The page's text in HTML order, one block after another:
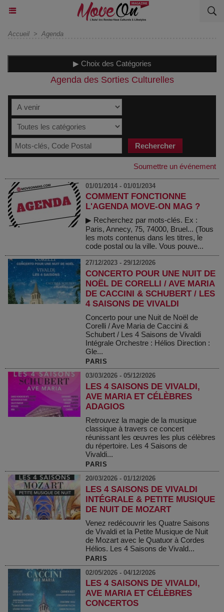
Accueil > Agenda
▶ Choix des Catégories
Agenda des Sorties Culturelles
Soumettre un événement
01/01/2014 - 01/01/2034
COMMENT FONCTIONNE
L'AGENDA MOVE-ON MAG ?
▶ Recherchez par mots-clés. Ex :
Paris, Annecy, 75, 74000, Bruel... (Tous
les mots contenus dans les titres, le
code postal ou la ville. Vous pouve...
27/12/2023 - 29/12/2026
CONCERTO POUR UNE NUIT DE
NOËL DE CORELLI / AVE MARIA
DE CACCINI & SCHUBERT / LES
4 SAISONS DE VIVALDI
Concerto pour une Nuit de Noël de
Corelli / Ave Maria de Caccini &
Schubert / Les 4 Saisons de Vivaldi
Intégrale Orchestre : Hélios Direction :
Gle...
PARIS
03/03/2026 - 05/12/2026
LES 4 SAISONS DE VIVALDI,
AVE MARIA ET CÉLÈBRES
ADAGIOS
Retrouvez la magie de la musique
classique à travers ce concert
réunissant les œuvres les plus célèbres
du répertoire. Les 4 Saisons de
Vivaldi...
PARIS
20/03/2026 - 01/12/2026
LES 4 SAISONS DE VIVALDI
INTÉGRALE & PETITE MUSIQUE
DE NUIT DE MOZART
Venez redécouvrir les Quatre Saisons
de Vivaldi et la Petite Musique de Nuit
de Mozart avec le Quatuor à Cordes
Hélios. Les 4 Saisons de Vivald...
PARIS
02/05/2026 - 04/12/2026
LES 4 SAISONS DE VIVALDI,
AVE MARIA ET CÉLÈBRES
CONCERTOS